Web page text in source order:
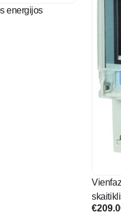
energijos
€